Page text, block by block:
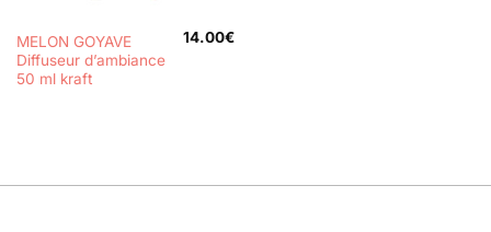
MELON GOYAVE
Diffuseur d’ambiance
50 ml kraft
14.00€